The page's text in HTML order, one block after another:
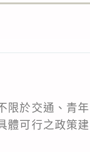
限於交通、青年
體可行之政策建